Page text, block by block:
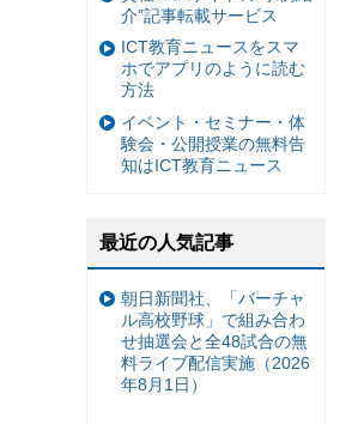
介”記事転載サービス
ICT教育ニュースをスマ
ホでアプリのように読む
方法
イベント・セミナー・体
験会・公開授業の無料告
知はICT教育ニュース
最近の人気記事
朝日新聞社、「バーチャ
ル高校野球」で組み合わ
せ抽選会と全48試合の無
料ライブ配信実施（2026
年8月1日）